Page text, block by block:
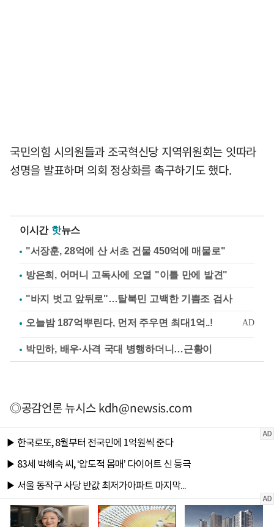
국민의힘 시의원들과 조국혁신당 지역위원회는 잇따라
성명을 발표하며 의회 정상화를 촉구하기도 했다.
이시간 핫뉴스
"서장훈, 28억에 산 서초 건물 450억에 매물로"
방은희, 어머니 고독사에 오열 "이틀 만에 발견"
"바지 벗고 앞뒤로"…탈북민 고백한 기쁨조 검사
박민하, 배우·사격 국대 병행하더니…근황이
◎공감언론 뉴시스kdh@newsis.com